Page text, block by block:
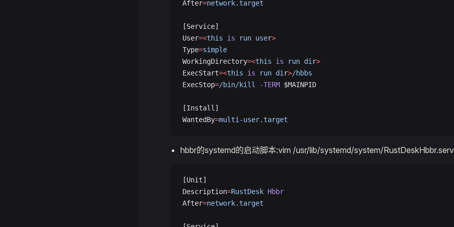
After=network.target
[Service]
User=<this is run user>
Type=simple
WorkingDirectory=<this is run di r>
ExecStart=<this is run di r>/hbbs
ExecStop=/bin/kill -TERM $MAINPID
[Install]
WantedBy=multi-user.target
hbbr的systemd的启动脚本:vim /usr/lib/systemd/system/
[Unit]
Description=RustDesk Hbbr
After=network.target